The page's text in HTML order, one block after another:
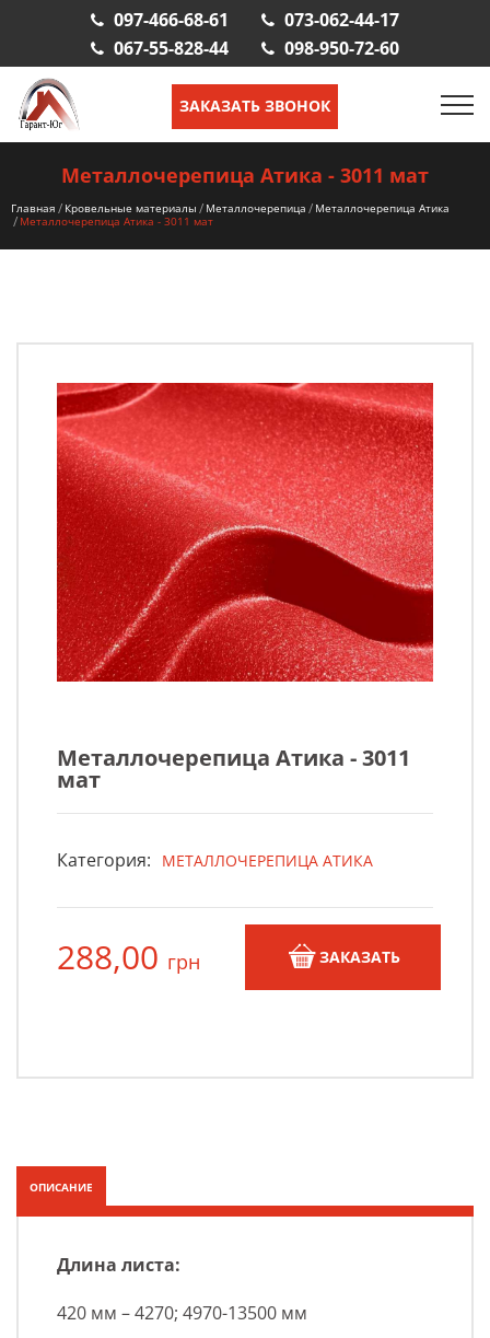
097-466-68-61
073-062-44-17
067-55-828-44
098-950-72-60
ЗАКАЗАТЬ ЗВОНОК
Металлочерепица Атика - 3011 мат
Главная Кровельные материалы Металлочерепица
Металлочерепица Атика
Металлочерепица Атика - 3011 мат
Металлочерепица Атика - 3011
мат
Категория: МЕТАЛЛОЧЕРЕПИЦА АТИКА
288,00 грн ЗАКАЗАТЬ
ОПИСАНИЕ
Длина листа:
420 мм – 4270; 4970-13500 мм